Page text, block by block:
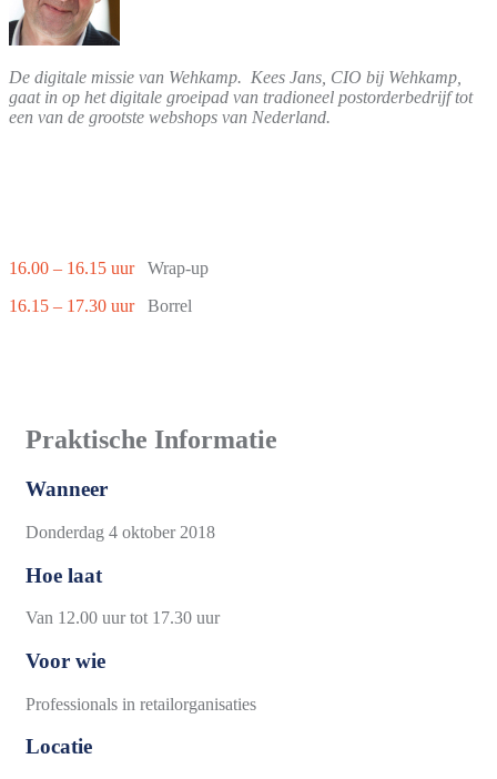
De digitale missie van Wehkamp. Kees Jans, CIO bij Wehkamp,
gaat in op het digitale groeipad van tradioneel postorderbedrijf tot
een van de grootste webshops van Nederland.
16.00 – 16.15 uur
Wrap-up
16.15 – 17.30 uurBorrel
Praktische Informatie
Wanneer
Donderdag 4 oktober 2018
Hoe laat
Van 12.00 uur tot 17.30 uur
Voor wie
Professionals in retailorganisaties
Locatie